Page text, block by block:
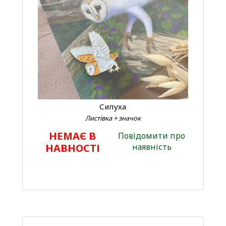
Сипуха
Листівка + значок
НЕМАЄ В
НАВНОСТІ
Повідомити про
наявність